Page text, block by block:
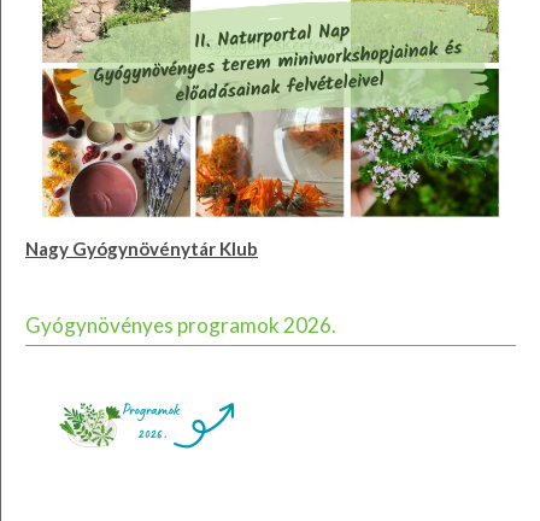
Nagy Gyógynövénytár Klub
Gyógynövényes programok 2026.